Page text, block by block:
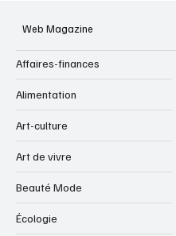
Web Magazine
Affaires-finances
Alimentation
Art-culture
Art de vivre
Beauté Mode
Écologie